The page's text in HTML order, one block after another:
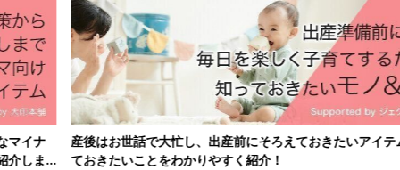
産後はお世話で大忙し、出産前にそろえておきたいアイテム、知っ
ておきたいことをわかりやすく紹介！